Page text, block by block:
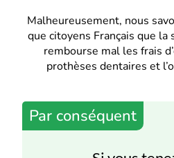
Malheureusement, nous
que citoyens Français que la
rembourse mal les frais
prothèses dentaires et
Par conséquent